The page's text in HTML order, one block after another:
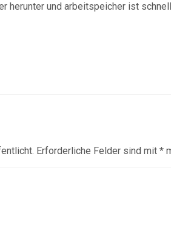
herunter und arbeitspeicher ist
Erforderliche Felder sind mit *